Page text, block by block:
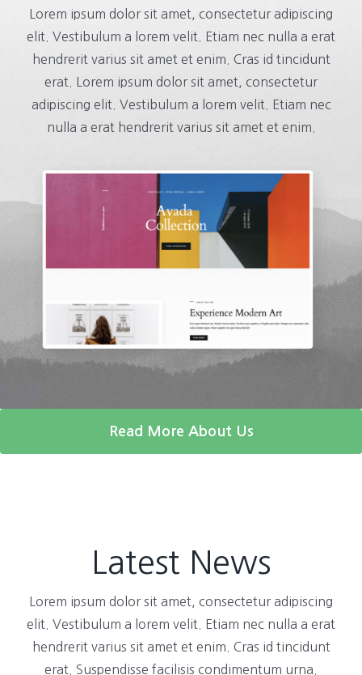
Lorem ipsum dolor sit amet, consectetur adipiscing
elit. Vestibulum a lorem velit. Etiam nec nulla a erat
hendrerit varius sit amet et enim. Cras id tincidunt
erat. Lorem ipsum dolor sit amet, consectetur
adipiscing elit. Vestibulum a lorem velit. Etiam nec
nulla a erat hendrerit varius sit amet et enim.
Read More About Us
Latest News
Lorem ipsum dolor sit amet, consectetur adipiscing
elit. Vestibulum a lorem velit. Etiam nec nulla a erat
hendrerit varius sit amet et enim. Cras id tincidunt
erat. Suspendisse facilisis condimentum urna.